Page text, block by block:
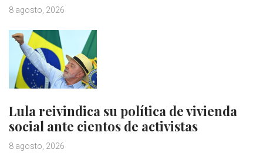
8 agosto, 2026
Lula reivindica su política de vivienda
social ante cientos de activistas
8 agosto, 2026